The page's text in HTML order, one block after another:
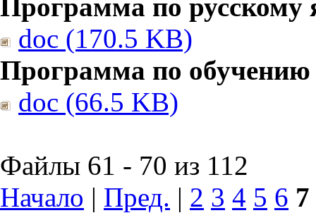
Программа по русскому
doc (170.5 KB)
Программа по обучению
doc (66.5 KB)
Файлы 61 - 70 из 112
Начало | Пред. | 2 3 4 5 6 7